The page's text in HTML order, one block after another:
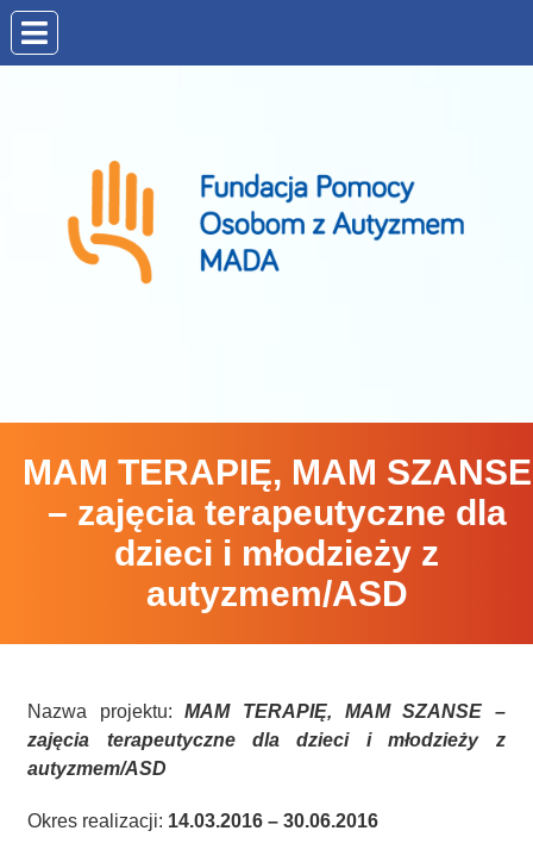
MAM TERAPIĘ, MAM SZANSE
– zajęcia terapeutyczne dla
dzieci i młodzieży z
autyzmem/ASD
Nazwa projektu:MAM TERAPIĘ, MAM SZANSE –
zajęcia terapeutyczne dla dzieci i młodzieży z
autyzmem/ASD
Okres realizacji: 14.03.2016 – 30.06.2016